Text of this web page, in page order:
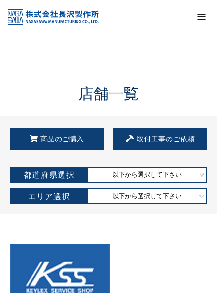
KSS加盟店・取扱店情報
店舗一覧
店舗一覧
商品のご購入 取付工事のご依頼
都道府県選択 以下から選択して下さい
エリア選択 以下から選択して下さい